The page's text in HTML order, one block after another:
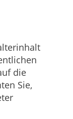
die
Sie,